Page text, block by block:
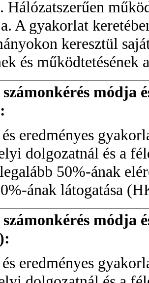
Hálózatszerűen
A gyakorlat
keresztül
és működtetésének
módja
eredményes
dolgozatnál és a
50%-ának
ának látogatása
módja
eredményes